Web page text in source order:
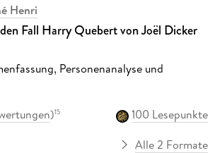
Henri
Fall Harry Quebert von Joël Dicker
Personenanalyse und
)15
100 Lesepunkte
Alle 2 Formate